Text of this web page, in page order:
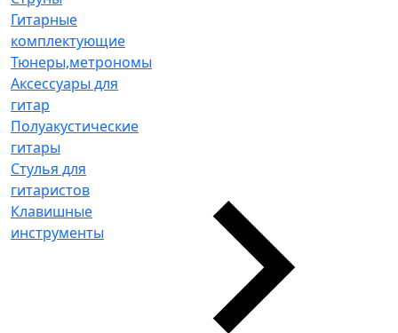
Гитарные
комплектующие
Тюнеры,метрономы
Аксессуары для
гитар
Полуакустические
гитары
Стулья для
гитаристов
Клавишные
инструменты